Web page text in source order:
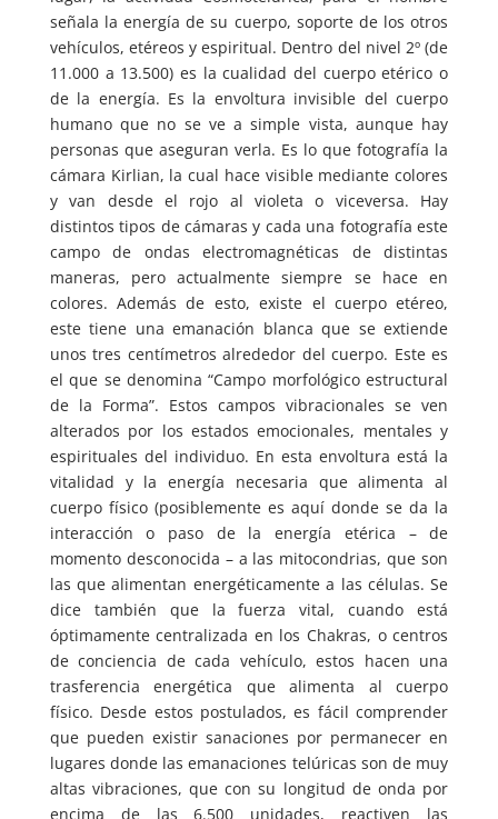
señala la energía de su cuerpo, soporte de los otros
vehículos, etéreos y espiritual. Dentro del nivel 2º (de
11.000 a 13.500) es la cualidad del cuerpo etérico o
de la energía. Es la envoltura invisible del cuerpo
humano que no se ve a simple vista, aunque hay
personas que aseguran verla. Es lo que fotografía la
cámara Kirlian, la cual hace visible mediante colores
y van desde el rojo al violeta o viceversa. Hay
distintos tipos de cámaras y cada una fotografía este
campo de ondas electromagnéticas de distintas
maneras, pero actualmente siempre se hace en
colores. Además de esto, existe el cuerpo etéreo,
este tiene una emanación blanca que se extiende
unos tres centímetros alrededor del cuerpo. Este es
el que se denomina “Campo morfológico estructural
de la Forma”. Estos campos vibracionales se ven
alterados por los estados emocionales, mentales y
espirituales del individuo. En esta envoltura está la
vitalidad y la energía necesaria que alimenta al
cuerpo físico (posiblemente es aquí donde se da la
interacción o paso de la energía etérica – de
momento desconocida – a las mitocondrias, que son
las que alimentan energéticamente a las células. Se
dice también que la fuerza vital, cuando está
óptimamente centralizada en los Chakras, o centros
de conciencia de cada vehículo, estos hacen una
trasferencia energética que alimenta al cuerpo
físico. Desde estos postulados, es fácil comprender
que pueden existir sanaciones por permanecer en
lugares donde las emanaciones telúricas son de muy
altas vibraciones, que con su longitud de onda por
encima de las 6.500 unidades, reactiven las